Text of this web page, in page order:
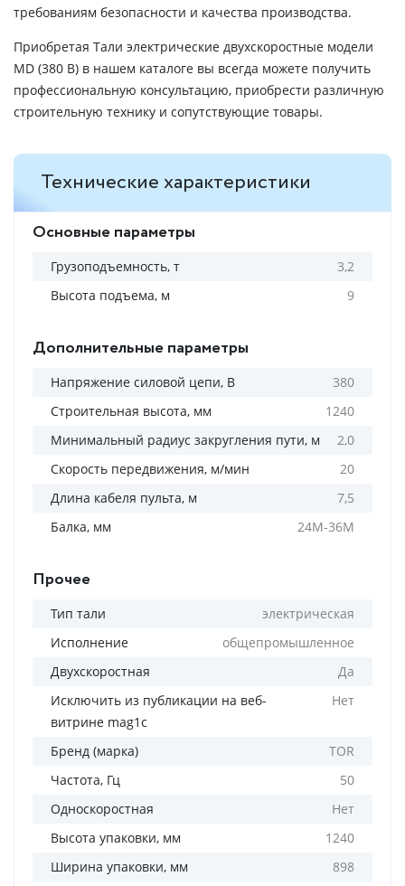
требованиям безопасности и качества производства.
Приобретая Тали электрические двухскоростные модели
MD (380 В) в нашем каталоге вы всегда можете получить
профессиональную консультацию, приобрести различную
строительную технику и сопутствующие товары.
Технические характеристики
Основные параметры
Грузоподъемность, т
3,2
Высота подъема, м
9
Дополнительные параметры
Напряжение силовой цепи, В
380
Строительная высота, мм
1240
Минимальный радиус закругления пути, м
2,0
Скорость передвижения, м/мин
20
Длина кабеля пульта, м
7,5
Балка, мм
24М-36М
Прочее
Тип тали
электрическая
Исполнение
общепромышленное
Двухскоростная
Да
Исключить из публикации на веб-
витрине mag1c
Нет
Бренд (марка)
TOR
Частота, Гц
50
Односкоростная
Нет
Высота упаковки, мм
1240
Ширина упаковки, мм
898